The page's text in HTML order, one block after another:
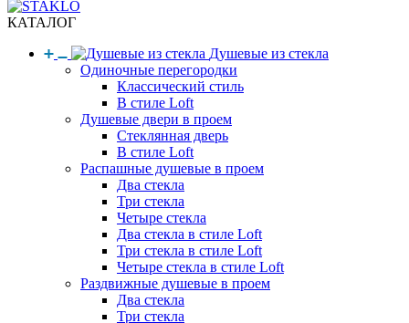
КАТАЛОГ
Душевые из стекла
Одиночные перегородки
Классический стиль
В стиле Loft
Душевые двери в проем
Стеклянная дверь
В стиле Loft
Распашные душевые в проем
Два стекла
Три стекла
Четыре стекла
Два стекла в стиле Loft
Три стекла в стиле Loft
Четыре стекла в стиле Loft
Раздвижные душевые в проем
Два стекла
Три стекла